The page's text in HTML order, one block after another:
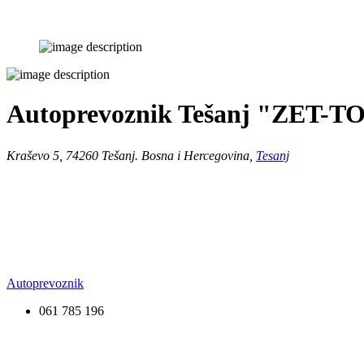
Autoprevoznik Tešanj "ZET-
Kraševo 5, 74260 Tešanj. Bosna i Hercegovina, Tesanj
Autoprevoznik
061 785 196